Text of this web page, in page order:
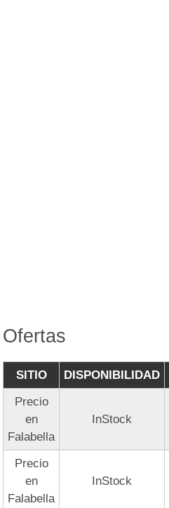
Ofertas
SITIO DISPONIBILIDAD
Precio
en
Falabella
InStock
Precio
en
Falabella
InStock